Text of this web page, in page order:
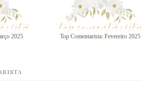
2025 Top Comentarista: Fevereiro 2025